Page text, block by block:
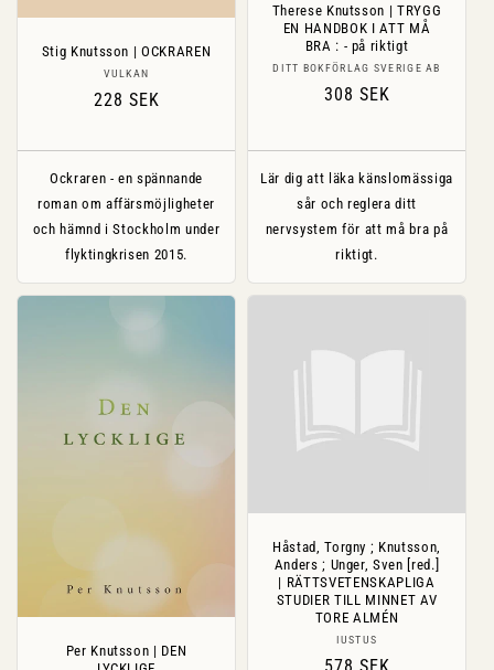
Stig Knutsson | OCKRAREN
Säljare:
VULKAN
Ordinarie
228 SEK
Ockraren - en spännande
roman om affärsmöjligheter
och hämnd i Stockholm under
flyktingkrisen 2015.
Therese Knutsson | TRYGG
EN HANDBOK I ATT MÅ
BRA : - på riktigt
Säljare:
DITT BOKFÖRLAG SVERIGE AB
Ordinarie
308 SEK
Lär dig att läka känslomässiga
sår och reglera ditt
nervsystem för att må bra på
riktigt.
Per Knutsson | DEN
Håstad, Torgny ; Knutsson,
Anders ; Unger, Sven [red.]
| RÄTTSVETENSKAPLIGA
STUDIER TILL MINNET AV
TORE ALMÉN
Säljare:
IUSTUS
Ordinarie
578 SEK